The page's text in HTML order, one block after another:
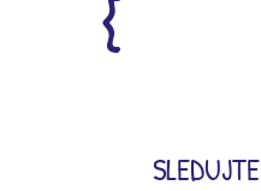
SLEDUJTE